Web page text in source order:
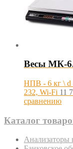
Весы МК-
НПВ - 6 кг \ d
232, Wi-Fi 11
сравнению
Каталог
Анализаторы